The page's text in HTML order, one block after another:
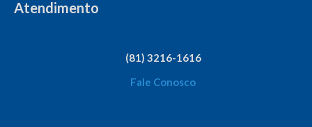
Atendimento
(81) 3216-1616
Fale Conosco